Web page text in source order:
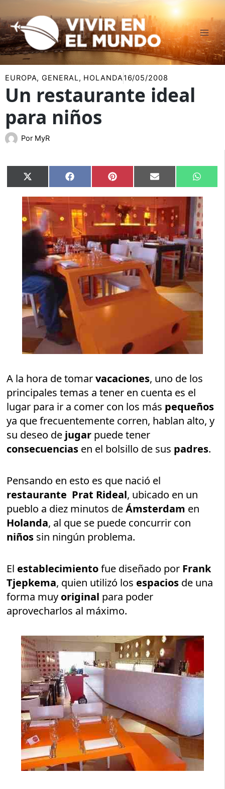
al
contenido
EUROPA,GENERAL, HOLANDA16/05/2008
Un restaurante ideal
para niños
Por MyR
Compartir
en
X
(Twitter)
Compartir
en
Facebook Compartir
en
Pinterest Compartir
en
Email
en
A la hora de tomarvacaciones, uno de los
principales temas a tener en cuenta es el
lugar para ir a comer con los más pequeños
ya que frecuentemente corren, hablan alto, y
su deseo de jugar puede tener
consecuencias en el bolsillo de sus padres.
Pensando en esto es que nació el
restaurante Prat Rideal, ubicado en un
pueblo a diez minutos deÁmsterdam en
Holanda, al que se puede concurrir con
niños sin ningún problema.
El establecimientofue diseñado por Frank
Tjepkema, quien utilizó los espacios de una
forma muy original para poder
aprovecharlos al máximo.